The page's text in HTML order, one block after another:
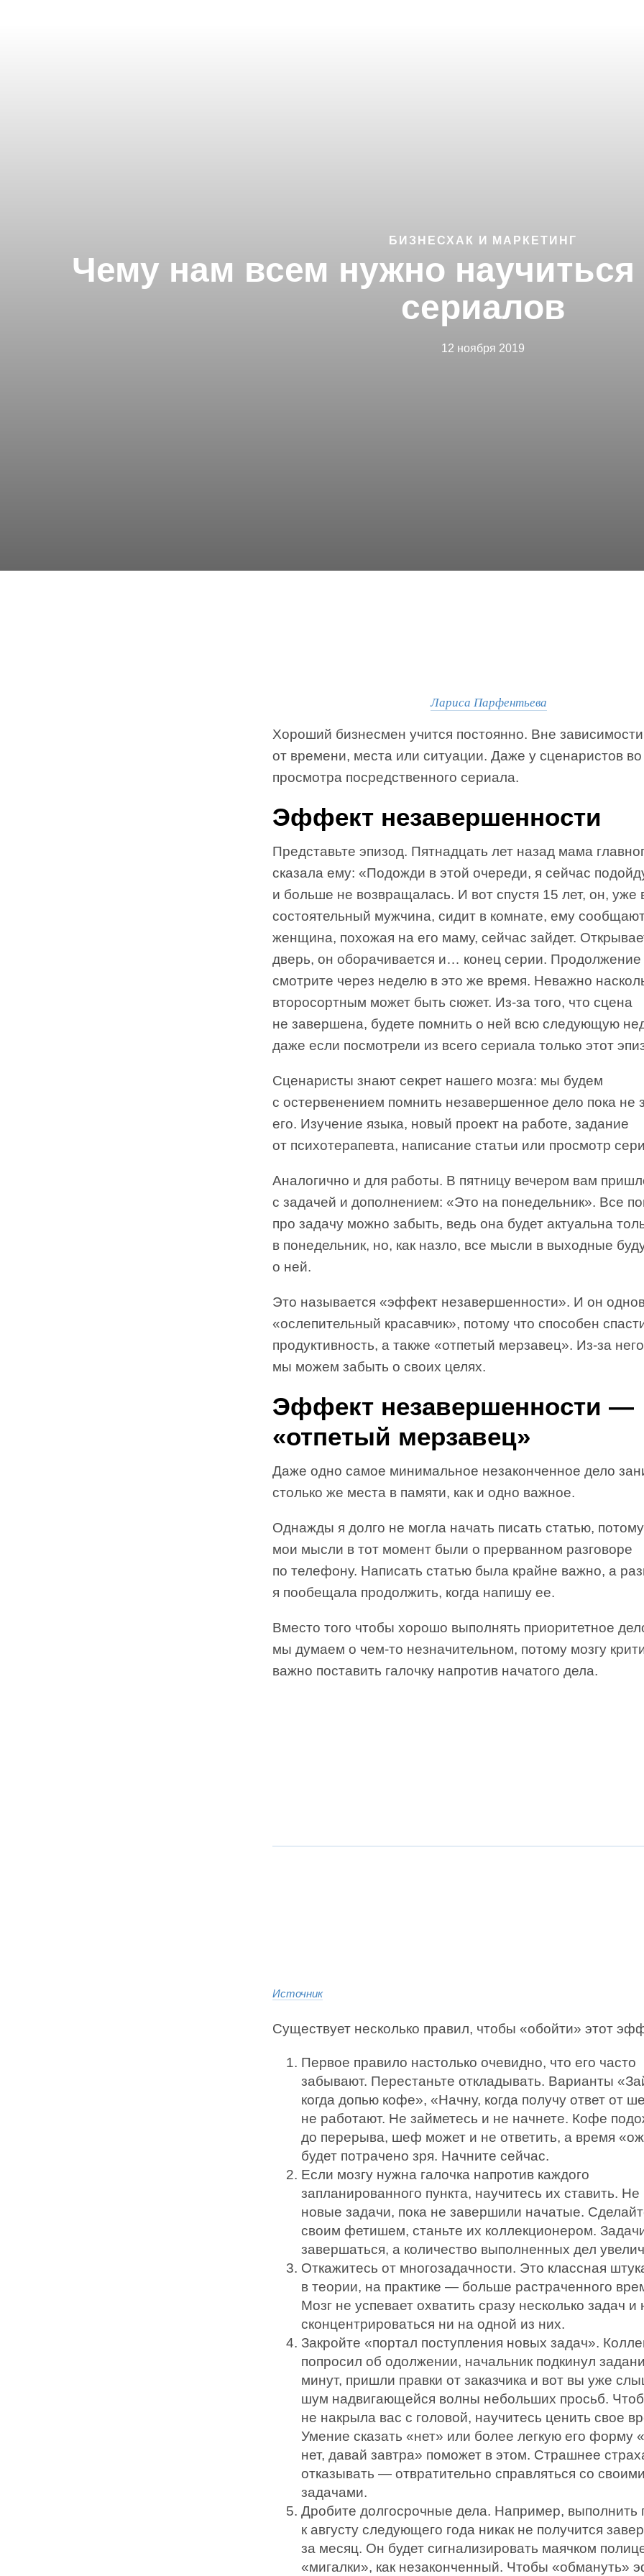
БИЗНЕСХАК И МАРКЕТИНГ
Чему нам всем нужно научиться
сериалов
12 ноября 2019
Лариса Парфентьева
Хороший бизнесмен учится постоянно. Вне зависимости
от времени, места или ситуации. Даже у сценаристов
просмотра посредственного сериала.
Эффект незавершенности
Представьте эпизод. Пятнадцать лет назад мама
сказала ему: «Подожди в этой очереди, я сейчас
и больше не возвращалась. И вот спустя 15 лет, он, уже
состоятельный мужчина, сидит в комнате, ему
женщина, похожая на его маму, сейчас зайдет.
дверь, он оборачивается и… конец серии. Продолжение
смотрите через неделю в это же время. Неважно
второсортным может быть сюжет. Из-за того, что сцена
не завершена, будете помнить о ней всю следующую
даже если посмотрели из всего сериала только этот
Сценаристы знают секрет нашего мозга: мы будем
с остервенением помнить незавершенное дело пока не
его. Изучение языка, новый проект на работе, задание
от психотерапевта, написание статьи или просмотр
Аналогично и для работы. В пятницу вечером вам
с задачей и дополнением: «Это на понедельник». Все
про задачу можно забыть, ведь она будет актуальна
в понедельник, но, как назло, все мысли в выходные
о ней.
Это называется «эффект незавершенности». И он
«ослепительный красавчик», потому что способен
продуктивность, а также «отпетый мерзавец». Из-за него
мы можем забыть о своих целях.
Эффект незавершенности —
«отпетый мерзавец»
Даже одно самое минимальное незаконченное дело
столько же места в памяти, как и одно важное.
Однажды я долго не могла начать писать статью,
мои мысли в тот момент были о прерванном разговоре
по телефону. Написать статью была крайне важно, а
я пообещала продолжить, когда напишу ее.
Вместо того чтобы хорошо выполнять приоритетное
мы думаем о чем-то незначительном, потому мозгу
важно поставить галочку напротив начатого дела.
Источник
Существует несколько правил, чтобы «обойти» этот
Первое правило настолько очевидно, что его часто
забывают. Перестаньте откладывать. Варианты
когда допью кофе», «Начну, когда получу ответ от
не работают. Не займетесь и не начнете. Кофе
до перерыва, шеф может и не ответить, а время
будет потрачено зря. Начните сейчас.
Если мозгу нужна галочка напротив каждого
запланированного пункта, научитесь их ставить. Не
новые задачи, пока не завершили начатые.
своим фетишем, станьте их коллекционером.
завершаться, а количество выполненных дел
Откажитесь от многозадачности. Это классная
в теории, на практике — больше растраченного
Мозг не успевает охватить сразу несколько задач
сконцентрироваться ни на одной из них.
Закройте «портал поступления новых задач».
попросил об одолжении, начальник подкинул
минут, пришли правки от заказчика и вот вы уже
шум надвигающейся волны небольших просьб.
не накрыла вас с головой, научитесь ценить свое
Умение сказать «нет» или более легкую его форму
нет, давай завтра» поможет в этом. Страшнее
отказывать — отвратительно справляться со своими
задачами.
Дробите долгосрочные дела. Например, выполнить
к августу следующего года никак не получится
за месяц. Он будет сигнализировать маячком
«мигалки», как незаконченный. Чтобы «обмануть»